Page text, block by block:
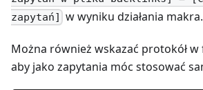
zapytań] w wyniku działania makra.
Można również wskazać protokół
aby jako zapytania móc stosować